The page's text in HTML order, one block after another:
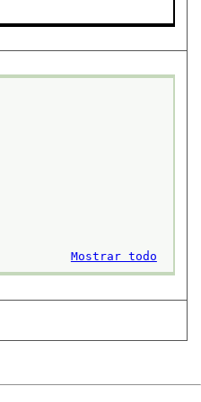
Mostrar todo